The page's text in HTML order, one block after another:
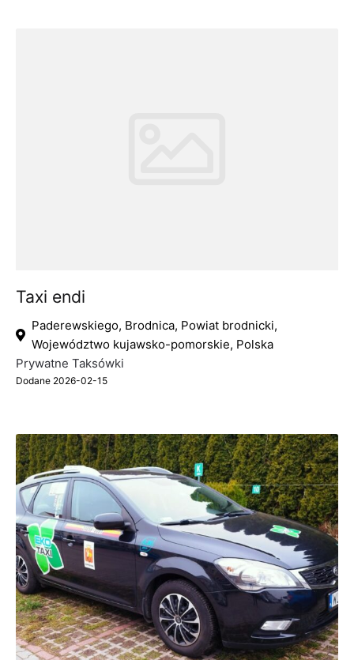
Taxi endi
Paderewskiego, Brodnica, Powiat brodnicki,
Województwo kujawsko-pomorskie, Polska
Prywatne Taksówki
Dodane 2026-02-15